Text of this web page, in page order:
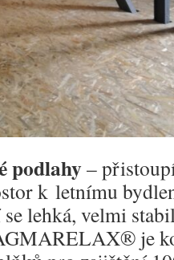
podlahy–
k letnímu
lehká, velmi
je